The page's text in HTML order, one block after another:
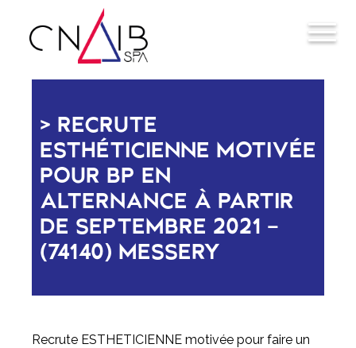
RECRUTE
ESTHÉTICIENNE MOTIVÉE
POUR BP EN
ALTERNANCE À PARTIR
DE SEPTEMBRE 2021 -
(74140) MESSERY
Recrute ESTHETICIENNE motivée pour faire un